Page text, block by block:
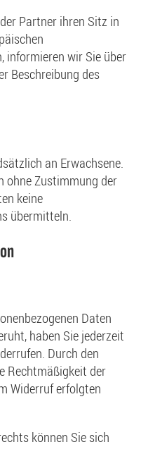
Partner ihren Sitz in
informieren wir Sie über
Beschreibung des
an Erwachsene.
ohne Zustimmung der
keine
übermitteln.
Daten
haben Sie jederzeit
Durch den
Rechtmäßigkeit der
Widerruf erfolgten
können Sie sich